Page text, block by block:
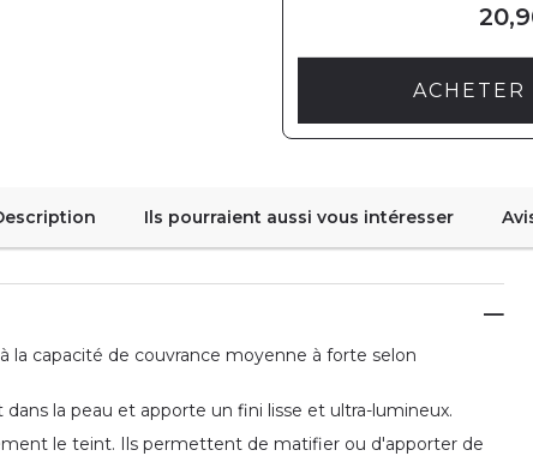
ACHETER
Ils pourraient aussi vous intéresser
la capacité de couvrance moyenne à forte selon
la peau et apporte un fini lisse et ultra-lumineux.
le teint. Ils permettent de matifier ou d'apporter de